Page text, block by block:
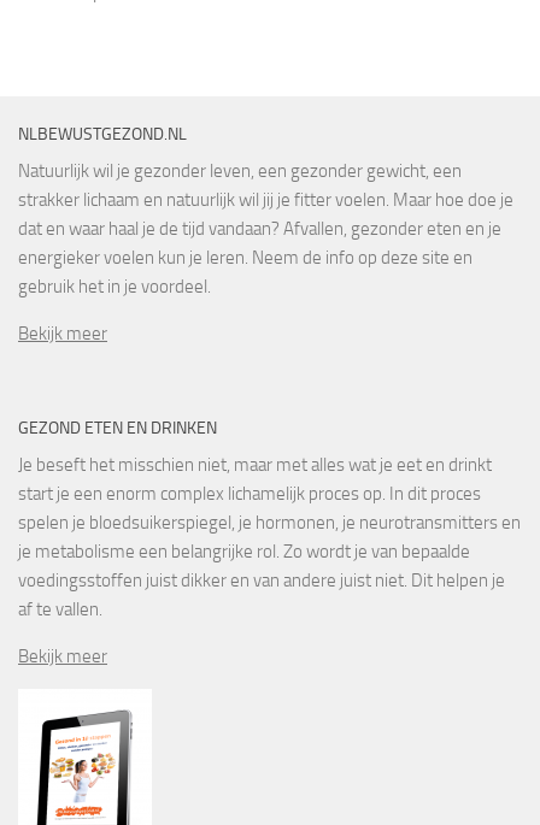
NLBEWUSTGEZOND.NL
Natuurlijk wil je gezonder leven, een gezonder gewicht, een
strakker lichaam en natuurlijk wil jij je fitter voelen. Maar hoe doe je
dat en waar haal je de tijd vandaan? Afvallen, gezonder eten en je
energieker voelen kun je leren. Neem de info op deze site en
gebruik het in je voordeel.
Bekijk meer
GEZOND ETEN EN DRINKEN
Je beseft het misschien niet, maar met alles wat je eet en drinkt
start je een enorm complex lichamelijk proces op. In dit proces
spelen je bloedsuikerspiegel, je hormonen, je neurotransmitters en
je metabolisme een belangrijke rol. Zo wordt je van bepaalde
voedingsstoffen juist dikker en van andere juist niet. Dit helpen je
af te vallen.
Bekijk meer